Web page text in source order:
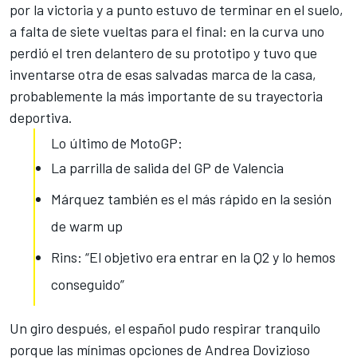
por la victoria y a punto estuvo de terminar en el suelo,
a falta de siete vueltas para el final: en la curva uno
perdió el tren delantero de su prototipo y tuvo que
inventarse otra de esas salvadas marca de la casa,
probablemente la más importante de su trayectoria
deportiva.
Lo último de MotoGP:
La parrilla de salida del GP de Valencia
Márquez también es el más rápido en la sesión
de warm up
Rins: “El objetivo era entrar en la Q2 y lo hemos
conseguido”
Un giro después, el español pudo respirar tranquilo
porque las mínimas opciones de Andrea Dovizioso